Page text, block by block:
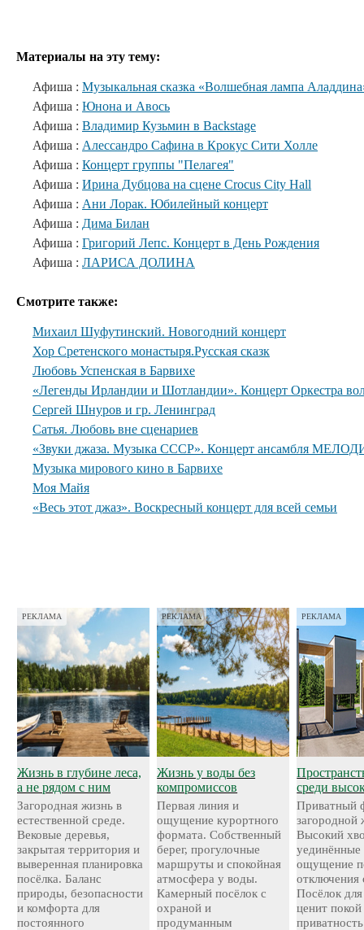
Материалы на эту тему:
Афиша : Музыкальная сказка «Волшебная лампа
Афиша : Юнона и Авось
Афиша : Владимир Кузьмин в Backstage
Афиша : Алессандро Сафина в Крокус Сити Холле
Афиша : Концерт группы "Пелагея"
Афиша : Ирина Дубцова на сцене Crocus City Hall
Афиша : Ани Лорак. Юбилейный концерт
Афиша : Дима Билан
Афиша : Григорий Лепс. Концерт в День Рождения
Афиша : ЛАРИСА ДОЛИНА
Смотрите также:
Михаил Шуфутинский. Новогодний концерт
Хор Сретенского монастыря.Русская сказк
Любовь Успенская в Барвихе
«Легенды Ирландии и Шотландии». Концерт Оркестра
Сергей Шнуров и гр. Ленинград
Сатья. Любовь вне сценариев
«Звуки джаза. Музыка СССР». Концерт ансамбля
Музыка мирового кино в Барвихе
Моя Майя
«Весь этот джаз». Воскресный концерт для всей семьи
РЕКЛАМА
Жизнь в глубине леса,
а не рядом с ним
Загородная жизнь в
естественной среде.
Вековые деревья,
закрытая территория и
выверенная планировка
посёлка. Баланс
природы, безопасности
и комфорта для
постоянного
РЕКЛАМА
Жизнь у воды без
компромиссов
Первая линия и
ощущение курортного
формата. Собственный
берег, прогулочные
маршруты и спокойная
атмосфера у воды.
Камерный посёлок с
охраной и
продуманным
РЕКЛАМА
среди
Приватный
загородной
Высокий
уединённые
ощущение
отключения
Посёлок
ценит
приватность